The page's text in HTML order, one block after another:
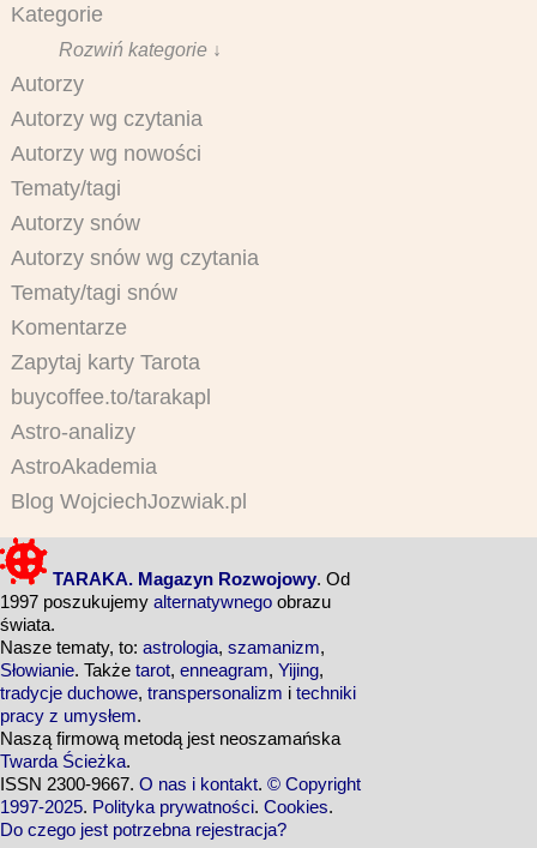
Kategorie
Rozwiń kategorie ↓
Autorzy
Autorzy wg czytania
Autorzy wg nowości
Tematy/tagi
Autorzy snów
Autorzy snów wg czytania
Tematy/tagi snów
Komentarze
Zapytaj karty Tarota
buycoffee.to/tarakapl
Astro-analizy
AstroAkademia
Blog WojciechJozwiak.pl
TARAKA. Magazyn Rozwojowy. Od
1997 poszukujemy alternatywnego obrazu
świata.
Nasze tematy, to: astrologia, szamanizm,
Słowianie. Także tarot, enneagram, Yijing,
tradycje duchowe, transpersonalizm i techniki
pracy z umysłem.
Naszą firmową metodą jest neoszamańska
Twarda Ścieżka.
ISSN 2300-9667. O nas i kontakt. © Copyright
1997-2025. Polityka prywatności. Cookies.
Do czego jest potrzebna rejestracja?